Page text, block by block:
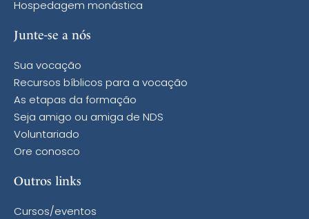
Hospedagem monástica
Junte-se a nós
Sua vocação
Recursos bíblicos para a vocação
As etapas da formação
Seja amigo ou amiga de NDS
Voluntariado
Ore conosco
Outros links
Cursos/eventos